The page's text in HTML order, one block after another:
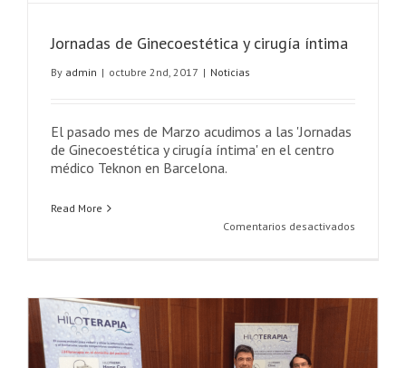
Jornadas de Ginecoestética y cirugía íntima
By admin | octubre 2nd, 2017 | Noticias
El pasado mes de Marzo acudimos a las 'Jornadas
de Ginecoestética y cirugía íntima' en el centro
médico Teknon en Barcelona.
Read More
Comentarios desactivados
y